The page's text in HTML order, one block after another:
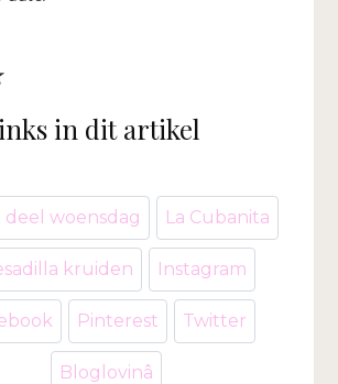
in dit artikel
deel woensdag La Cubanita
kruiden Instagram
Pinterest Twitter
Bloglovinâ